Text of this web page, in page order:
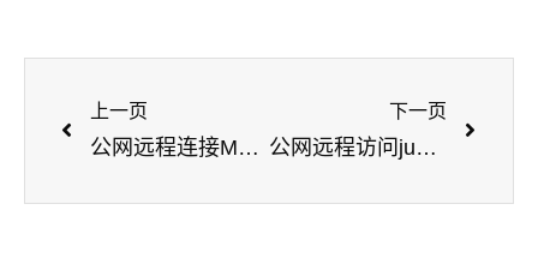
上一页
公网远程连接MongoDB数据库
下一页
公网远程访问jupyter notebook【cpolar内网穿透】